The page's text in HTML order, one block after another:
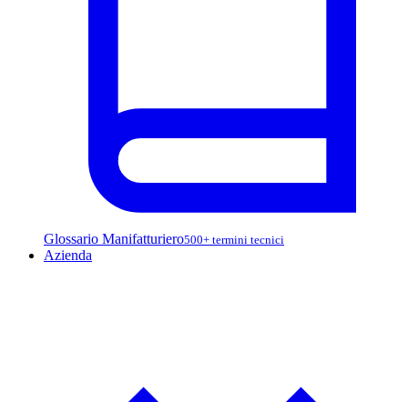
Glossario Manifatturiero500+ termini tecnici
Azienda